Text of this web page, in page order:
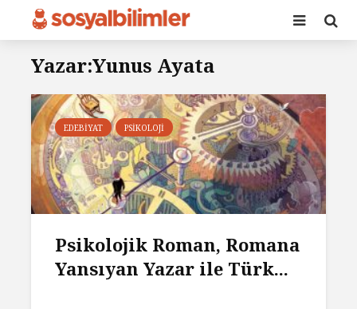
Yazar:Yunus Ayata
EDEBIYAT PSIKOLOJI
Psikolojik Roman, Romana
Yansıyan Yazar ile Türk...